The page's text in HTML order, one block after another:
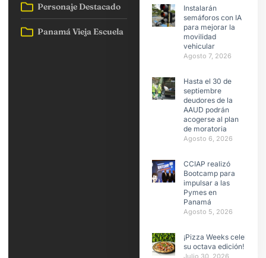
Personaje Destacado
Panamá Vieja Escuela
Instalarán
semáforos con IA
para mejorar la
movilidad
vehicular
Agosto 7, 2026
Hasta el 30 de
septiembre
deudores de la
AAUD podrán
acogerse al plan
de moratoria
Agosto 6, 2026
CCIAP realizó
Bootcamp para
impulsar a las
Pymes en
Panamá
Agosto 5, 2026
¡Pizza Weeks celebra
su octava edición!
Julio 30, 2026